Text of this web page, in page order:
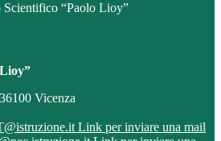
Scientifico “Paolo Lioy”
Vicenza
Link per inviare una mail